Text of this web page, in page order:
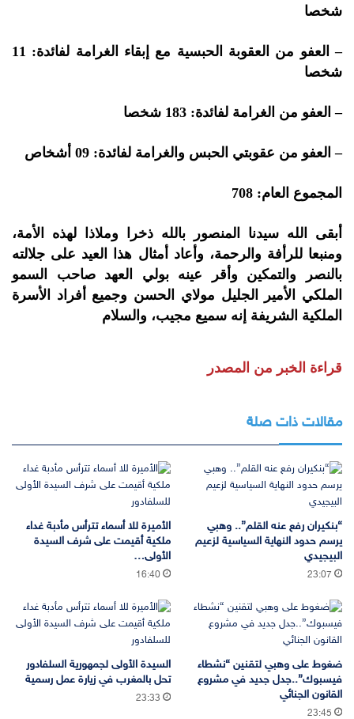
شخصا
– العفو من العقوبة الحبسية مع إبقاء الغرامة لفائدة: 11
شخصا
– العفو من الغرامة لفائدة: 183 شخصا
– العفو من عقوبتي الحبس والغرامة لفائدة: 09 أشخاص
المجموع العام: 708
أبقى الله سيدنا المنصور بالله ذخرا وملاذا لهذه الأمة،
ومنبعا للرأفة والرحمة، وأعاد أمثال هذا العيد على جلالته
بالنصر والتمكين وأقر عينه بولي العهد صاحب السمو
الملكي الأمير الجليل مولاي الحسن وجميع أفراد الأسرة
الملكية الشريفة إنه سميع مجيب، والسلام
قراءة الخبر من المصدر
مقالات ذات صلة
“بنكيران رفع عنه القلم”.. وهبي
يرسم حدود النهاية السياسية لزعيم
البيجيدي
23:07
الأميرة للا أسماء تترأس مأدبة غداء
ملكية أقيمت على شرف السيدة
الأولى…
16:40
ضغوط على وهبي لتقنين “نشطاء
فيسبوك”..جدل جديد في مشروع
القانون الجنائي
23:45
السيدة الأولى لجمهورية السلفادور
تحل بالمغرب في زيارة عمل رسمية
23:33